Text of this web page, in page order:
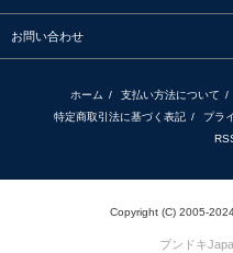
お問い合わせ
ホーム / 支払い方法について /
特定商取引法に基づく表記 / プラ
Copyright (C) 2005-
ブンドキ